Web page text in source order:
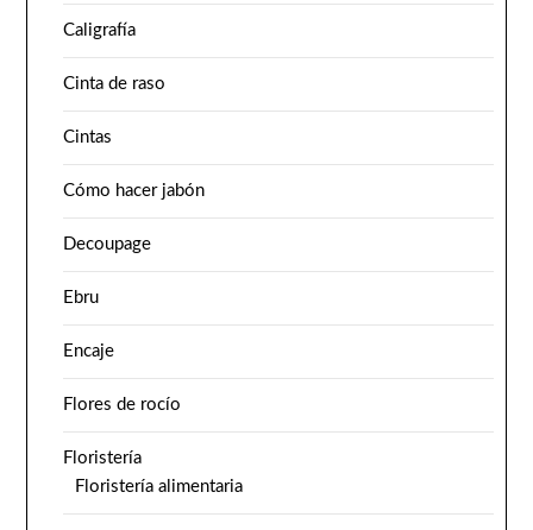
Caligrafía
Cinta de raso
Cintas
Cómo hacer jabón
Decoupage
Ebru
Encaje
Flores de rocío
Floristería
Floristería alimentaria